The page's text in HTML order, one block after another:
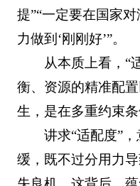
提”“一定要在国家
力做到‘刚刚好’”。
从本质上看，“
衡、资源的精准配
生，是在多重约束条
讲求“适配度”
缓，既不过分用力